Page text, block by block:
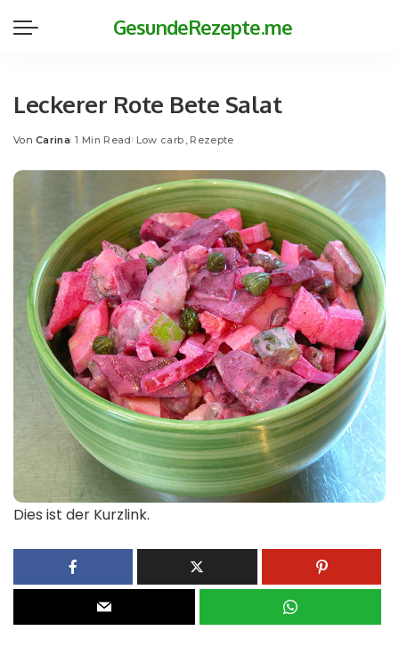
GesundeRezepte.me
Leckerer Rote Bete Salat
Posted
Von Carina 1 Min Read Low carb Rezepte
Dies ist der Kurzlink.